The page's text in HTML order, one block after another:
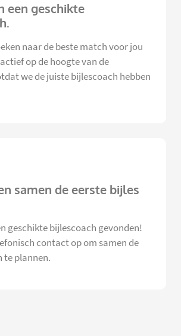
een geschikte
naar de beste match voor jou
op de hoogte van de
we de juiste bijlescoach hebben
samen de eerste bijles
geschikte bijlescoach gevonden!
contact op om samen de
te plannen.